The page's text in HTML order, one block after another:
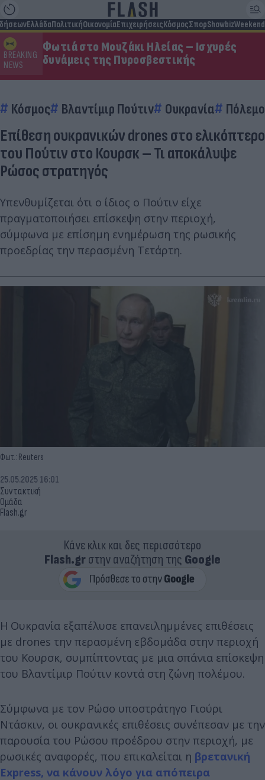
ΕλλάδαΠολιτικήΟικονομίαΕπιχειρήσειςΚόσμοςΣπορShowbizWeekend
BREAKING
NEWS
Φωτιά στο Μουζάκι Ηλείας – Ισχυρές
δυνάμεις της Πυροσβεστικής
Κόσμος Βλαντίμιρ Πούτιν Ουκρανία
Επίθεση ουκρανικών drones στο ελικόπτερο
του Πούτιν στο Κουρσκ – Τι αποκάλυψε
Ρώσος στρατηγός
Υπενθυμίζεται ότι ο ίδιος ο Πούτιν είχε
πραγματοποιήσει επίσκεψη στην περιοχή,
σύμφωνα με επίσημη ενημέρωση της ρωσικής
προεδρίας την περασμένη Τετάρτη.
Φωτ.: Reuters
Συντακτική
Ομάδα
Flash.gr
25.05.2025 16:01
Κάνε κλικ και δες περισσότερο
Flash.grστην αναζήτηση της Google
Η Ουκρανία εξαπέλυσε επανειλημμένες επιθέσεις
με drones την περασμένη εβδομάδα στην περιοχή
του Κουρσκ, συμπίπτοντας με μια σπάνια επίσκεψη
του Βλαντίμιρ Πούτιν κοντά στη ζώνη πολέμου.
Σύμφωνα με τον Ρώσο υποστράτηγο Γιούρι
Ντάσκιν, οι ουκρανικές επιθέσεις συνέπεσαν με την
παρουσία του Ρώσου προέδρου στην περιοχή, με
ρωσικές αναφορές, που επικαλείται η βρετανική
Express, να κάνουν λόγο για απόπειρα